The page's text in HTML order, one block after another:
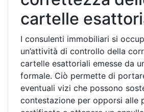
cartelle
I consulenti immobiliari si
un’attività di controllo della
cartelle esattoriali emesse da
formale. Ciò permette di
eventuali vizi che possono
contestazione per opporsi alle